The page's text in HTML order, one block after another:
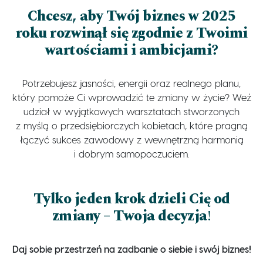
Chcesz, aby Twój biznes w 2025
roku rozwinął się zgodnie z Twoimi
wartościami i ambicjami?
Potrzebujesz jasności, energii oraz realnego planu,
który pomoże Ci wprowadzić te zmiany w życie? Weź
udział w wyjątkowych warsztatach stworzonych
z myślą o przedsiębiorczych kobietach, które pragną
łączyć sukces zawodowy z wewnętrzną harmonią
i dobrym samopoczuciem.
Tylko jeden krok dzieli Cię od
zmiany – Twoja decyzja!
Daj sobie przestrzeń na zadbanie o siebie i swój biznes!